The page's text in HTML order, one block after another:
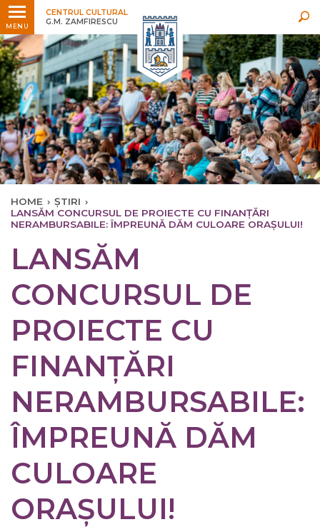
MENU
CENTRUL CULTURAL
G.M. ZAMFIRESCU
Ultimele
HOME › ȘTIRI ›
LANSĂM CONCURSUL DE PROIECTE CU FINANȚĂRI
NERAMBURSABILE: ÎMPREUNĂ DĂM CULOARE ORAȘULUI!
LANSĂM
CONCURSUL DE
PROIECTE CU
FINANȚĂRI
NERAMBURSABILE:
ÎMPREUNĂ DĂM
CULOARE
ORAȘULUI!